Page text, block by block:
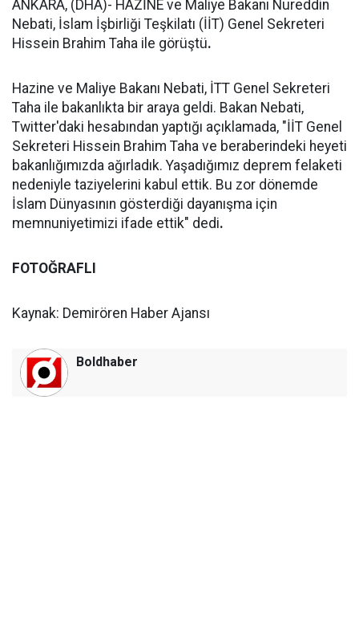
ANKARA, (DHA)- HAZİNE ve Maliye Bakanı Nureddin
Nebati, İslam İşbirliği Teşkilatı (İİT) Genel Sekreteri
Hissein Brahim Taha ile görüştü.
Hazine ve Maliye Bakanı Nebati, İTT Genel Sekreteri
Taha ile bakanlıkta bir araya geldi. Bakan Nebati,
Twitter'daki hesabından yaptığı açıklamada, "İİT Genel
Sekreteri Hissein Brahim Taha ve beraberindeki heyeti
bakanlığımızda ağırladık. Yaşadığımız deprem felaketi
nedeniyle taziyelerini kabul ettik. Bu zor dönemde
İslam Dünyasının gösterdiği dayanışma için
memnuniyetimizi ifade ettik" dedi.
FOTOĞRAFLI
Kaynak: Demirören Haber Ajansı
Boldhaber